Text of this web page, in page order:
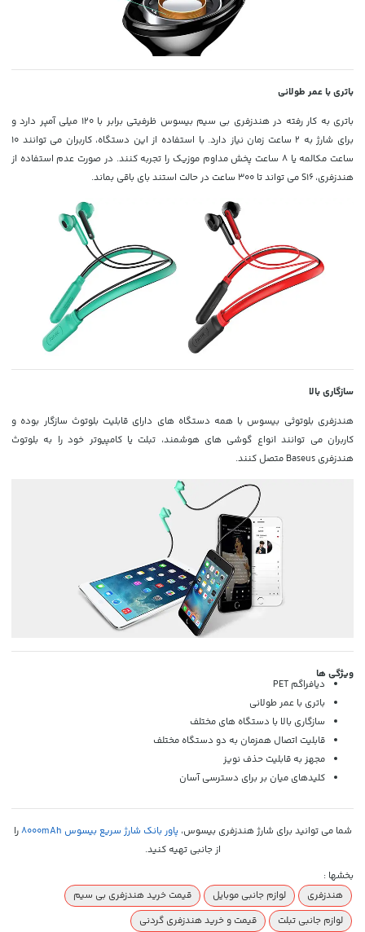
باتری با عمر طولانی
باتری به کار رفته در هندزفری بی سیم بیسوس ظرفیتی برابر با 120 میلی آمپر دارد و
برای شارژ به 2 ساعت زمان نیاز دارد. با استفاده از این دستگاه، کاربران می توانند 10
ساعت مکالمه یا 8 ساعت پخش مداوم موزیک را تجربه کنند. در صورت عدم استفاده از
هندزفری، S16 می تواند تا 300 ساعت در حالت استند بای باقی بماند.
سازگاری بالا
هندزفری بلوتوثی بیسوس با همه دستگاه های دارای قابلیت بلوتوث سازگار بوده و
کاربران می توانند انواع گوشی های هوشمند، تبلت یا کامپیوتر خود را به بلوتوث
هندزفری Baseus متصل کنند.
ویژگی ها
دیافراگم PET
باتری با عمر طولانی
سازگاری بالا با دستگاه های مختلف
قابلیت اتصال همزمان به دو دستگاه مختلف
مجهز به قابلیت حذف نویز
کلیدهای میان بر برای دسترسی آسان
شما می توانید برای شارژ هندزفری بیسوس،پاور بانک شارژ سریع بیسوس 8000mAh
را
از جانبی تهیه کنید.
بخشها :
هندزفری
لوازم جانبی موبایل
قیمت خرید هندزفری بی سیم
لوازم جانبی تبلت
قیمت و خرید هندزفری گردنی